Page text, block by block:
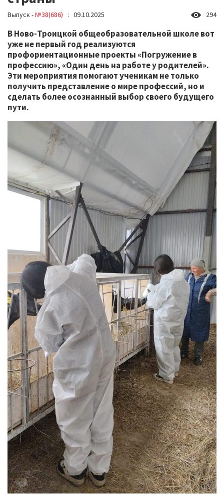
Выпуск -№38(686) : 09.10.2025 294
В Ново-Троицкой общеобразовательной школе вот
уже не первый год реализуются
профориентационные проекты «Погружение в
профессию», «Один день на работе у родителей».
Эти мероприятия помогают ученикам не только
получить представление о мире профессий, но и
сделать более осознанный выбор своего будущего
пути.